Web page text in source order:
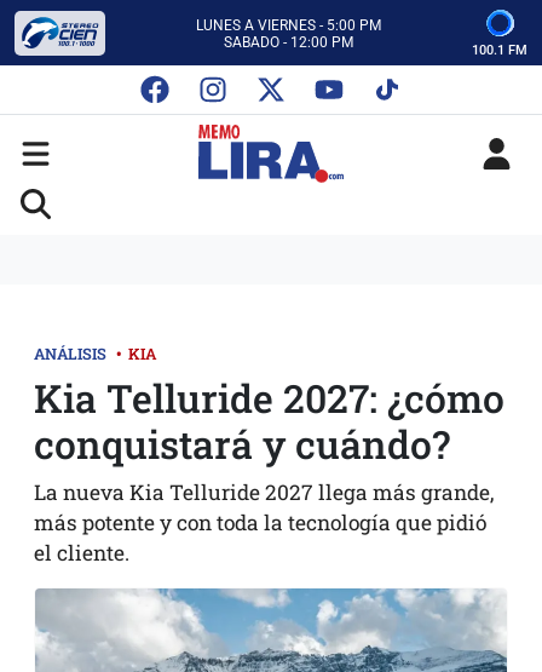
LUNES A VIERNES - 5:00 PM
SABADO - 12:00 PM
CON MEMO LIRA Y SU EQUIPO
LUNES A VIERNES - 5:00 PM
SABADO - 12:00 PM
100.1 FM
ANÁLISIS • KIA
Kia Telluride 2027: ¿cómo
conquistará y cuándo?
La nueva Kia Telluride 2027 llega más grande,
más potente y con toda la tecnología que pidió
el cliente.